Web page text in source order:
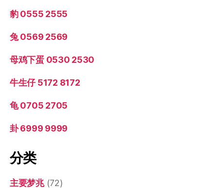
豹 0555 2555
兔 0569 2569
母鸡下蛋 0530 2530
牛生仔 5172 8172
龟 0705 2705
卦 6999 9999
分类
主要梦兆(72)